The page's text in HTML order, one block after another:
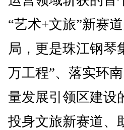
“艺术+文旅”新赛
局，更是珠江钢琴
万工程”、落实环
量发展引领区建设
投身文旅新赛道、